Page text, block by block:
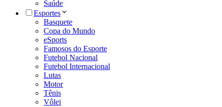
Saúde
Esportes
Basquete
Copa do Mundo
eSports
Famosos do Esporte
Futebol Nacional
Futebol Internacional
Lutas
Motor
Tênis
Vôlei